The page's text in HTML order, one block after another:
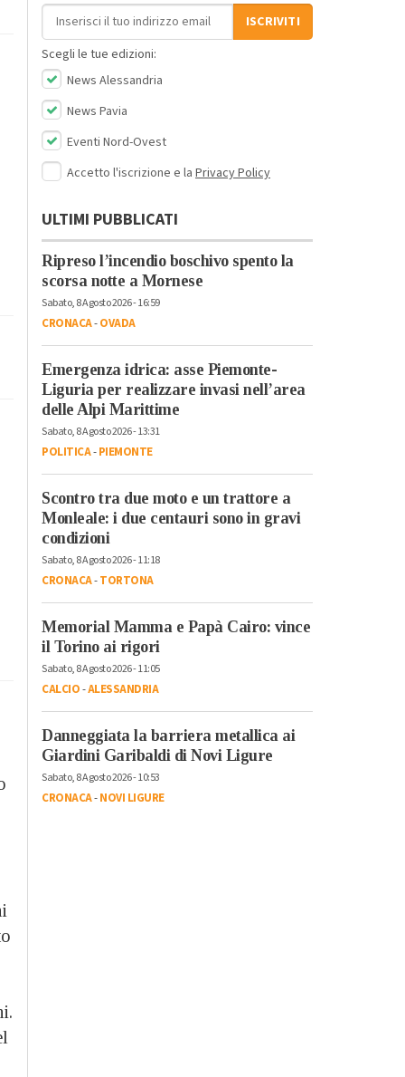
Indirizzo email
ISCRIVITI
Scegli le tue edizioni:
News Alessandria
News Pavia
Eventi Nord-Ovest
Accetto l'iscrizione e la Privacy Policy
ULTIMI PUBBLICATI
Ripreso l’incendio boschivo spento la
scorsa notte a Mornese
Sabato, 8 Agosto 2026 - 16:59
CRONACA-OVADA
Emergenza idrica: asse Piemonte-
Liguria per realizzare invasi nell’area
delle Alpi Marittime
Sabato, 8 Agosto 2026 - 13:31
POLITICA-PIEMONTE
Scontro tra due moto e un trattore a
Monleale: i due centauri sono in gravi
condizioni
Sabato, 8 Agosto 2026 - 11:18
CRONACA-TORTONA
Memorial Mamma e Papà Cairo: vince
il Torino ai rigori
Sabato, 8 Agosto 2026 - 11:05
CALCIO-ALESSANDRIA
Danneggiata la barriera metallica ai
Giardini Garibaldi di Novi Ligure
Sabato, 8 Agosto 2026 - 10:53
CRONACA-NOVI LIGURE